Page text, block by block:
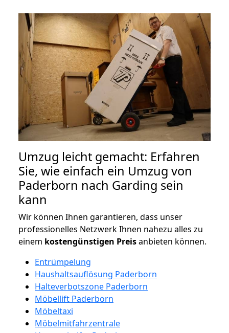
Umzug leicht gemacht: Erfahren
Sie, wie einfach ein Umzug von
Paderborn nach Garding sein
kann
Wir können Ihnen garantieren, dass unser
professionelles Netzwerk Ihnen nahezu alles zu
einem kostengünstigen Preisanbieten können.
Entrümpelung
Haushaltsauflösung Paderborn
Halteverbotszone Paderborn
Möbellift Paderborn
Möbeltaxi
Möbelmitfahrzentrale